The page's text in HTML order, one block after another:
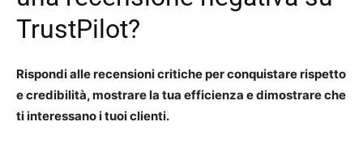
TrustPilot?
Rispondi alle recensioni critiche per conquistare rispetto
e credibilità, mostrare la tua efficienza e dimostrare che
ti interessano i tuoi clienti.